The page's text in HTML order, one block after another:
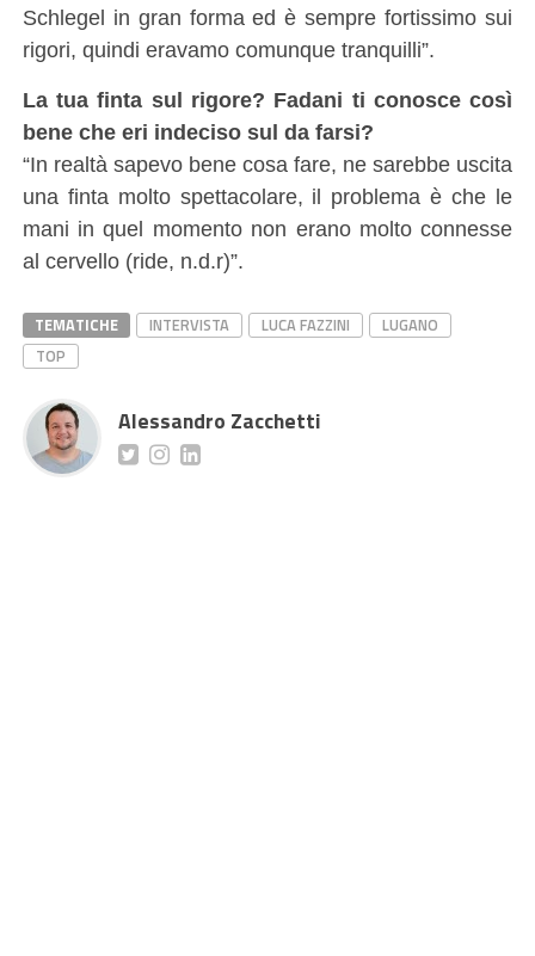
Schlegel in gran forma ed è sempre fortissimo sui
rigori, quindi eravamo comunque tranquilli”.
La tua finta sul rigore? Fadani ti conosce così
bene che eri indeciso sul da farsi?
“In realtà sapevo bene cosa fare, ne sarebbe uscita
una finta molto spettacolare, il problema è che le
mani in quel momento non erano molto connesse
al cervello (ride, n.d.r)”.
TEMATICHE INTERVISTA LUCA FAZZINI
LUGANO
TOP
Alessandro Zacchetti